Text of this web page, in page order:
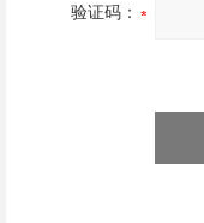
验证码：